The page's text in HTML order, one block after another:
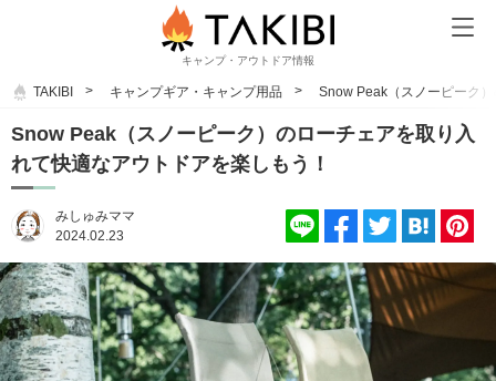
キャンプ・アウトドア情報
TAKIBI キャンプギア・キャンプ用品 Snow Peak（スノーピーク
Snow Peak（スノーピーク）のローチェアを取り入
れて快適なアウトドアを楽しもう！
みしゅみママ
2024.02.23